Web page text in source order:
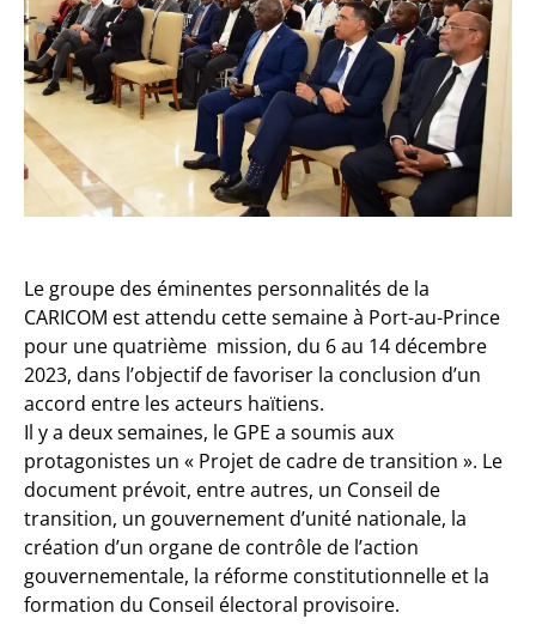
Le groupe des éminentes personnalités de la
CARICOM est attendu cette semaine à Port-au-Prince
pour une quatrième mission, du 6 au 14 décembre
2023, dans l’objectif de favoriser la conclusion d’un
accord entre les acteurs haïtiens.
Il y a deux semaines, le GPE a soumis aux
protagonistes un « Projet de cadre de transition ». Le
document prévoit, entre autres, un Conseil de
transition, un gouvernement d’unité nationale, la
création d’un organe de contrôle de l’action
gouvernementale, la réforme constitutionnelle et la
formation du Conseil électoral provisoire.